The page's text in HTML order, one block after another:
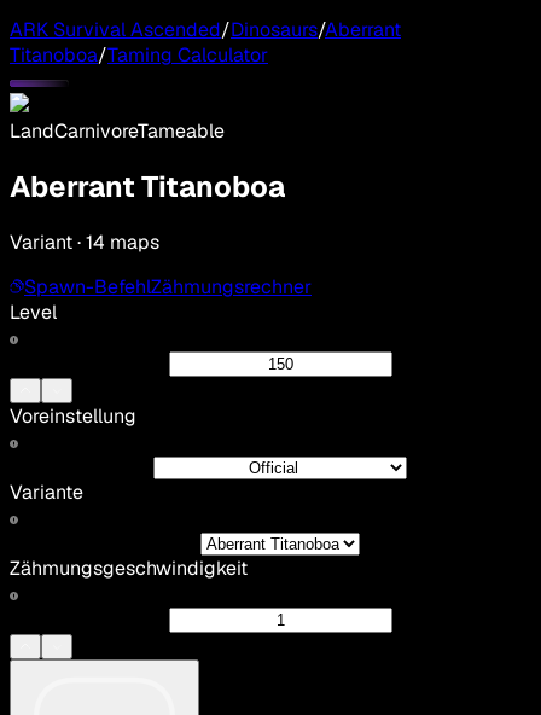
ARK Survival Ascended/Dinosaurs/Aberrant
Titanoboa/Taming Calculator
LandCarnivoreTameable
Aberrant Titanoboa
Variant · 14 maps
Spawn-BefehlZähmungsrechner
Level
Voreinstellung
Variante
Zähmungsgeschwindigkeit